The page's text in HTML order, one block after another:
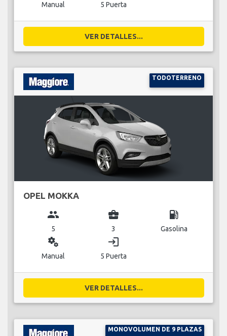
Manual 5 Puerta
VER DETALLES...
TODOTERRENO
OPEL MOKKA
group
5
business_center
3
local_gas_station
Gasolina
miscellaneous_services
Manual
login
5 Puerta
VER DETALLES...
MONOVOLUMEN DE 9 PLAZAS